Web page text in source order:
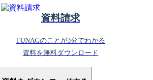
資料請求
TUNAGのことが3分でわかる
資料を無料ダウンロード